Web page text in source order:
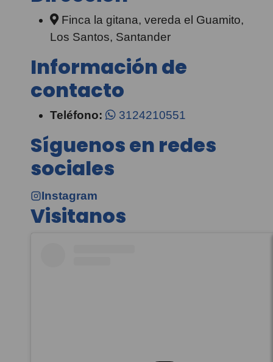
Finca la gitana, vereda el Guamito,
Los Santos, Santander
Información de
contacto
Teléfono: 3124210551
Síguenos en redes
sociales
Instagram
Visitanos